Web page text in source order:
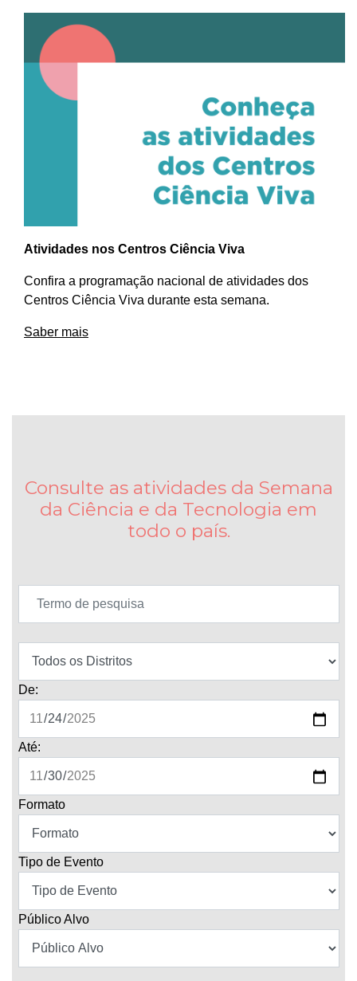
Atividades nos Centros Ciência Viva
Confira a programação nacional de atividades dos
Centros Ciência Viva durante esta semana.
Saber mais
Consulte as atividades da Semana
da Ciência e da Tecnologia em
todo o país.
De:
Até:
Formato
Tipo de Evento
Público Alvo